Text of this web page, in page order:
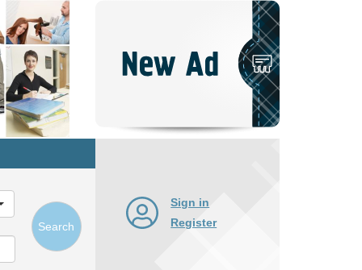
Search
Sign in
Register